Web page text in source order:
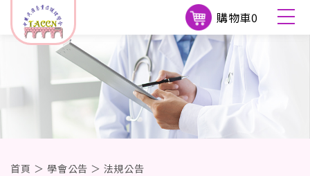
購物車0
首頁 ＞ 學會公告 ＞ 法規公告